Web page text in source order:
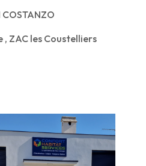
COSTANZO
ZAC les Coustelliers